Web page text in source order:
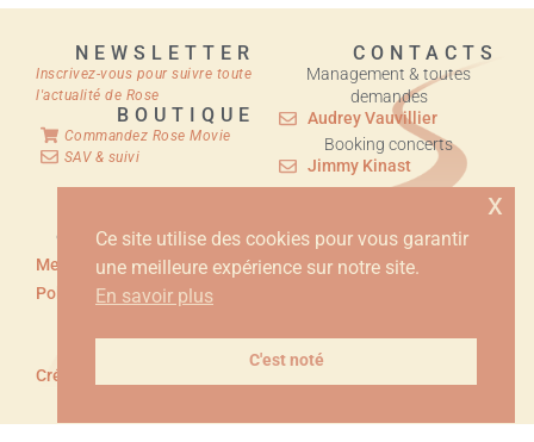
NEWSLETTER
Inscrivez-vous pour suivre toute
l'actualité de Rose
BOUTIQUE
Commandez Rose Movie
SAV & suivi
CONTACTS
Management & toutes
demandes
Audrey Vauvillier
Booking concerts
Jimmy Kinast
© 2025 ROSE - DINGULE
Mentions Légales
Politique de Confidentialité
Création : Geri-Studio.com
Ce site utilise des cookies pour vous garantir
une meilleure expérience sur notre site.
En savoir plus
C'est noté
x